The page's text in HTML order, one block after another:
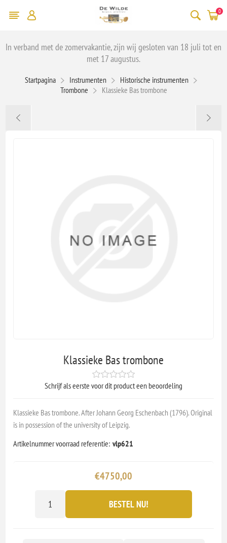
0
In verband met de zomervakantie, zijn wij gesloten van 18 juli tot en
met 17 augustus.
Startpagina Instrumenten
Historische instrumenten
Trombone
Klassieke Bas trombone
Klassieke Bas trombone
Schrijf als eerste voor dit product een beoordeling
Klassieke Bas trombone. After Johann Georg Eschenbach (1796). Original
is in possession of the university of Leipzig.
Artikelnummer voorraad referentie: vlp621
€4750,00
BESTEL NU!